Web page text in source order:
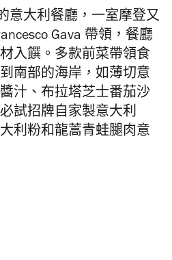
意大利餐廳，一室摩登又
Gava 帶領，餐廳
入饌。多款前菜帶領食
南部的海岸，如薄切意
汁、布拉塔芝士番茄沙
試招牌自家製意大利
利粉和龍蒿青蛙腿肉意